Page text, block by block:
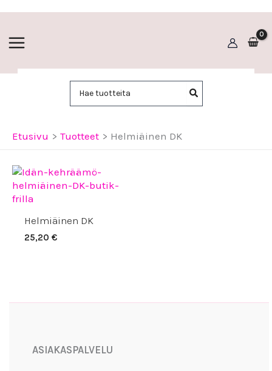
Etusivu Tuotteet Helmiäinen DK
Helmiäinen DK
25,20€
ASIAKASPALVELU